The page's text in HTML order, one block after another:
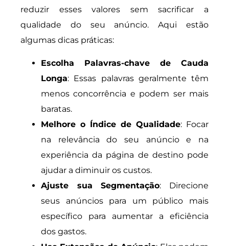
reduzir esses valores sem sacrificar a
qualidade do seu anúncio. Aqui estão
algumas dicas práticas:
Escolha Palavras-chave de Cauda
Longa: Essas palavras geralmente têm
menos concorrência e podem ser mais
baratas.
Melhore o Índice de Qualidade: Focar
na relevância do seu anúncio e na
experiência da página de destino pode
ajudar a diminuir os custos.
Ajuste sua Segmentação: Direcione
seus anúncios para um público mais
específico para aumentar a eficiência
dos gastos.